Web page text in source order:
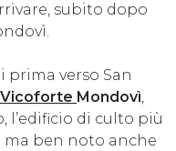
subito dopo
prima verso San
Vicoforte Mondovì,
l’edificio di culto più
ben noto anche